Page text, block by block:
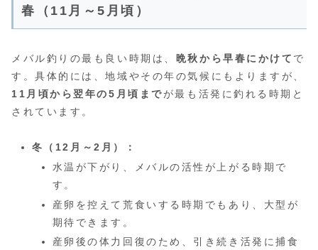
春（11月～5月頃）
メバル釣りの最も良い時期は、 晩秋から早春にかけて で
す。具体的には、地域やその年の気候にもよりますが、
11月頃から翌年の5月頃までが最も活発に釣れる時期と
されています。
冬（12月～2月）：
水温が下がり、メバルの活性が上がる時期で
す。
産卵を控えて荒食いする時期でもあり、大型が
期待できます。
産卵後の体力回復のため、引き続き活発に捕食